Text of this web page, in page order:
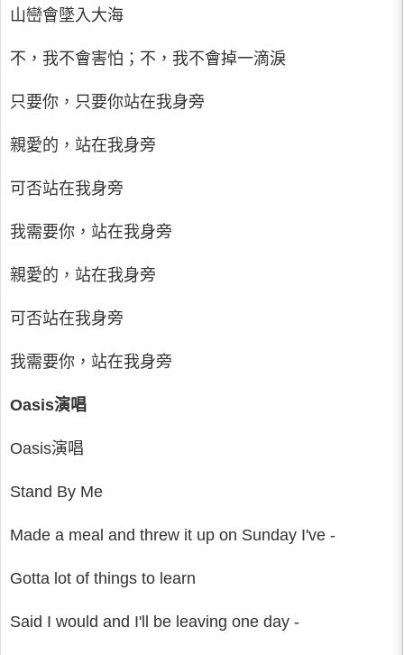
山巒會墜入大海
不，我不會害怕；不，我不會掉一滴淚
只要你，只要你站在我身旁
親愛的，站在我身旁
可否站在我身旁
我需要你，站在我身旁
親愛的，站在我身旁
可否站在我身旁
我需要你，站在我身旁
Oasis演唱
Oasis演唱
Stand By Me
Made a meal and threw it up on Sunday I've -
Gotta lot of things to learn
Said I would and I'll be leaving one day -